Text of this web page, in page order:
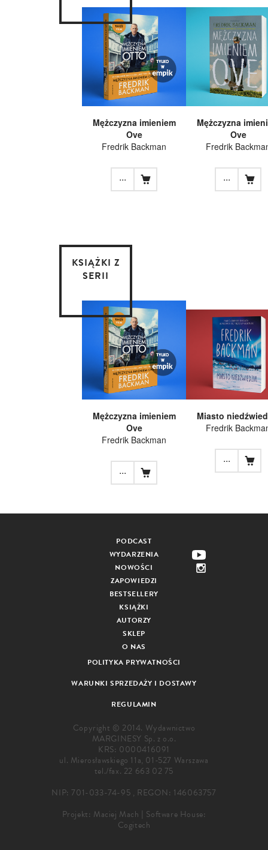
Mężczyzna imieniem
Ove
Fredrik Backman
...
Mężczyzna
Ove
Fredrik
...
KSIĄŻKI Z
SERII
Mężczyzna imieniem
Ove
Fredrik Backman
...
Miasto
Fredrik
...
PODCAST
WYDARZENIA
NOWOŚCI
ZAPOWIEDZI
BESTSELLERY
KSIĄŻKI
AUTORZY
SKLEP
O NAS
POLITYKA PRYWATNOŚCI
WARUNKI SPRZEDAŻY I DOSTAWY
REGULAMIN
Copyright © 2014. Wydawnictwo
MARGINESY Sp. z o.o.
KRS: 0000416091
ul. Mierosławskiego 11a, 01-527 Warszawa
tel./fax. 22 663 02 75
NIP: 701-033-74-95 , REGON: 146063757
Projekt: Maciej Mach | Software House:
Cogitech